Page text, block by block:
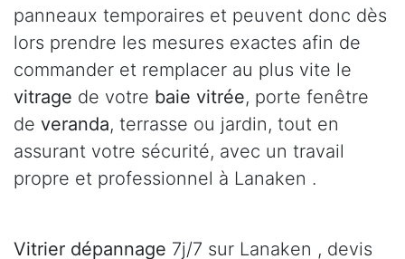
panneaux temporaires et peuvent donc dès
lors prendre les mesures exactes afin de
commander et remplacer au plus vite le
vitrage de votre baie vitrée, porte fenêtre
de veranda, terrasse ou jardin, tout en
assurant votre sécurité, avec un travail
propre et professionnel à Lanaken .
Vitrier dépannage 7j/7 sur Lanaken , devis